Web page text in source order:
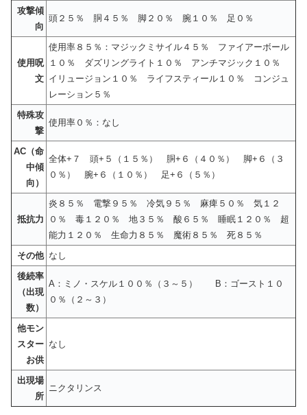
攻撃傾
向
頭２５％ 胴４５％ 脚２０％ 腕１０％ 足０％
使用呪
文
使用率８５％：マジックミサイル４５％ ファイアーボール
１０％ ダズリングライト１０％ アンチマジック１０％
イリュージョン１０％ ライフスティール１０％ コンジュ
レーション５％
特殊攻
撃
使用率０％：なし
AC（命
中傾
向）
全体+７ 頭+５（１５％） 胴+６（４０％） 脚+６（３
０％） 腕+６（１０％） 足+６（５％）
抵抗力
炎８５％ 電撃９５％ 冷気９５％ 麻痺５０％ 気１２
０％ 毒１２０％ 地３５％ 酸６５％ 睡眠１２０％ 超
能力１２０％ 生命力８５％ 魔術８５％ 死８５％
その他 なし
後続率
（出現
数）
A：ミノ・スケル１００％（３～５） B：ゴースト１０
０％（２～３）
他モン
スター
お供
なし
出現場
所
ニクタリンス